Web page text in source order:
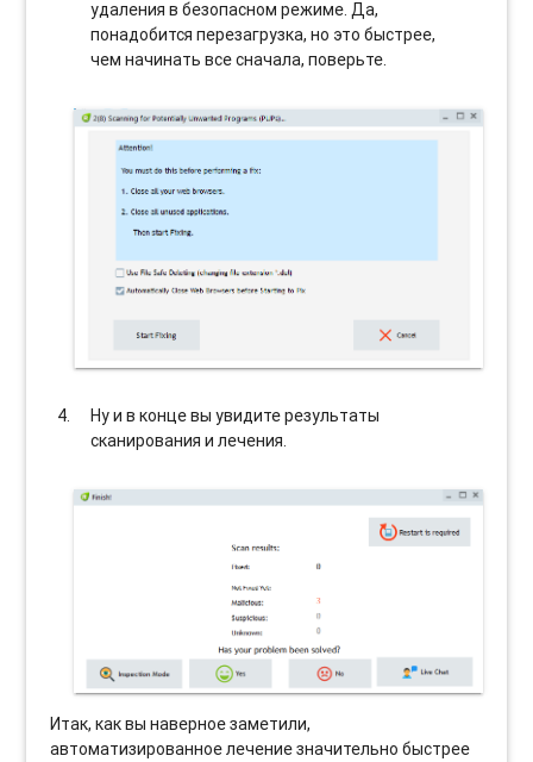
удаления в безопасном режиме. Да,
понадобится перезагрузка, но это быстрее,
чем начинать все сначала, поверьте.
Ну и в конце вы увидите результаты
сканирования и лечения.
Итак, как вы наверное заметили,
автоматизированное лечение значительно быстрее